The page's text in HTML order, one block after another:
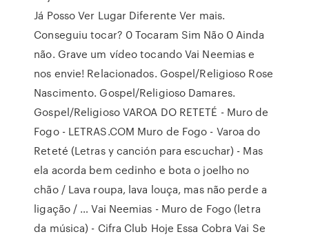
Já Posso Ver Lugar Diferente Ver mais.
Conseguiu tocar? 0 Tocaram Sim Não 0 Ainda
não. Grave um vídeo tocando Vai Neemias e
nos envie! Relacionados. Gospel/Religioso Rose
Nascimento. Gospel/Religioso Damares.
Gospel/Religioso VAROA DO RETETÉ - Muro de
Fogo - LETRAS.COM Muro de Fogo - Varoa do
Reteté (Letras y canción para escuchar) - Mas
ela acorda bem cedinho e bota o joelho no
chão / Lava roupa, lava louça, mas não perde a
ligação / … Vai Neemias - Muro de Fogo (letra
da música) - Cifra Club Hoje Essa Cobra Vai Se